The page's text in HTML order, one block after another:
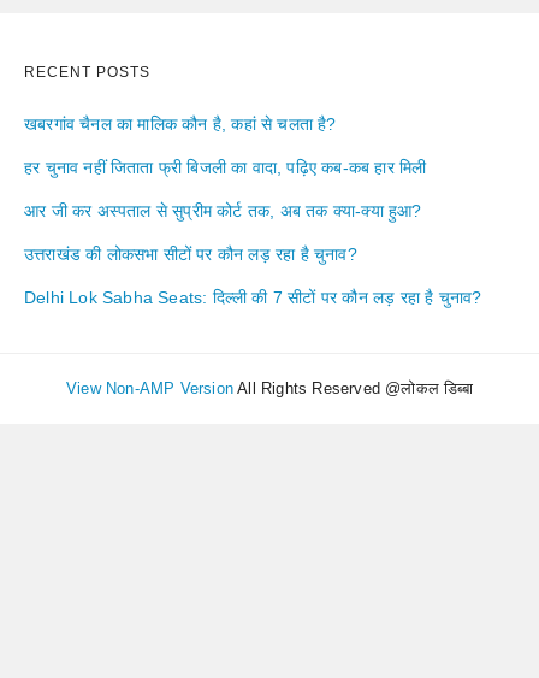
RECENT POSTS
खबरगांव चैनल का मालिक कौन है, कहां से चलता है?
हर चुनाव नहीं जिताता फ्री बिजली का वादा, पढ़िए कब-कब हार मिली
आर जी कर अस्पताल से सुप्रीम कोर्ट तक, अब तक क्या-क्या हुआ?
उत्तराखंड की लोकसभा सीटों पर कौन लड़ रहा है चुनाव?
Delhi Lok Sabha Seats: दिल्ली की 7 सीटों पर कौन लड़ रहा है चुनाव?
View Non-AMP Version All Rights Reserved @लोकल डिब्बा